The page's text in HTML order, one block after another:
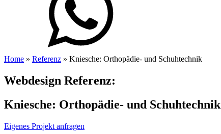
Home » Referenz » Kniesche: Orthopädie- und Schuhtechnik
Webdesign Referenz:
Kniesche: Orthopädie- und Schuhtechnik
Eigenes Projekt anfragen